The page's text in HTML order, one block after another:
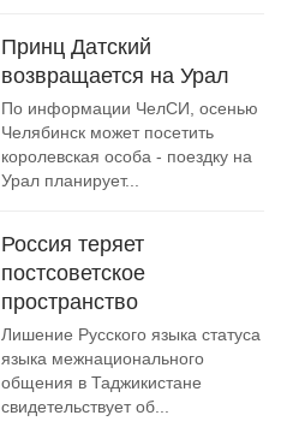
Принц Датский
возвращается на Урал
По информации ЧелСИ, осенью
Челябинск может посетить
королевская особа - поездку на
Урал планирует...
Россия теряет
постсоветское
пространство
Лишение Русского языка статуса
языка межнационального
общения в Таджикистане
свидетельствует об...